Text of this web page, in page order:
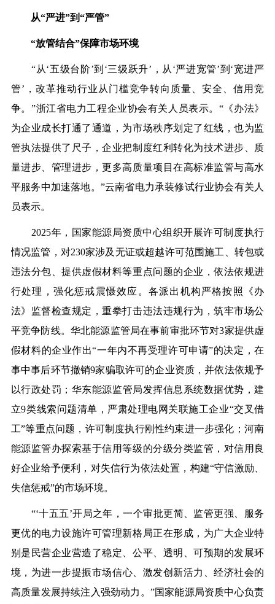
从“严进”到“严管”
“放管结合”保障市场环境
“从‘五级台阶’到‘三级跃升’，从‘严进宽管’到‘宽进严
管’，改革推动行业从门槛竞争转向质量、安全、信用竞
争。”浙江省电力工程企业协会有关人员表示。“《办法》
为企业成长打通了通道，为市场秩序划定了红线，也为监
管执法提供了尺子，企业把制度红利转化为技术进步、质
量进步、管理进步，更多高质量项目在高标准监管与高水
平服务中加速落地。”云南省电力承装修试行业协会有关人
员表示。
2025年，国家能源局资质中心组织开展许可制度执行
情况监管，对230家涉及 无证或超越许可范围施工、 转包或
违法分包 、提供虚假材料等重点问题的企业，依法依规进
行处理，强化惩戒震慑效应。各派出机构严格按照《办
法》监督检查规定，重拳打击违法违规行为，筑牢市场公
平竞争防线。华北能源监管局在事前审批环节对3家提供虚
假材料的企业作出“一年内不再受理许可申请”的决定，在
事中事后环节撤销9家骗取许可的企业资质，并依法依规予
以行政处罚 ； 华东能源监管局发挥信息系统数据优势，建
立9类线索问题清单，严肃处理电网关联施工企业“交叉借
工”等重点问题，许可制度执行刚性约束进一步强化； 河南
能源监管办探索基于信用等级的分级分类监管，对信用良
好企业给予便利，对失信行为依法处置，构建“守信激励、
失信惩戒”的市场环境。
“‘十五五’开局之年，一个审批更简、监管更强、服务
更优的电力设施许可管理新格局正在形成，为广大企业特
别是民营企业营造了稳定、公平、透明、可预期的发展环
境， 为进一步提振市场信心、激发创新活力 、经济社会的
高质量发展持续注入强劲动力。 ”国家能源局资质中心负责